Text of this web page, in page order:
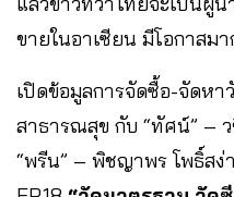
ขายในอาเซียน มีโอกาสม
เปิดข้อมูลการจัดซื้อ-จัดหา
สาธารณสุข กับ “ทัศน์” –
“พรีน” – พิชญาพร โพธิ์สง่